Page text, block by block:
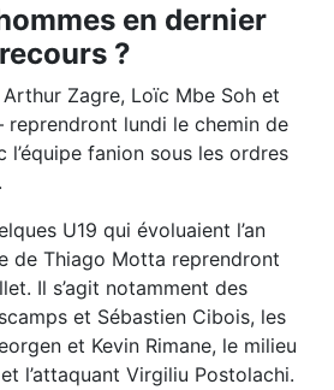
en dernier
recours ?
Arthur Zagre, Loïc Mbe Soh et
reprendront lundi le chemin de
l’équipe fanion sous les ordres
U19 qui évoluaient l’an
de Thiago Motta reprendront
Il s’agit notamment des
et Sébastien Cibois, les
et Kevin Rimane, le milieu
l’attaquant Virgiliu Postolachi.